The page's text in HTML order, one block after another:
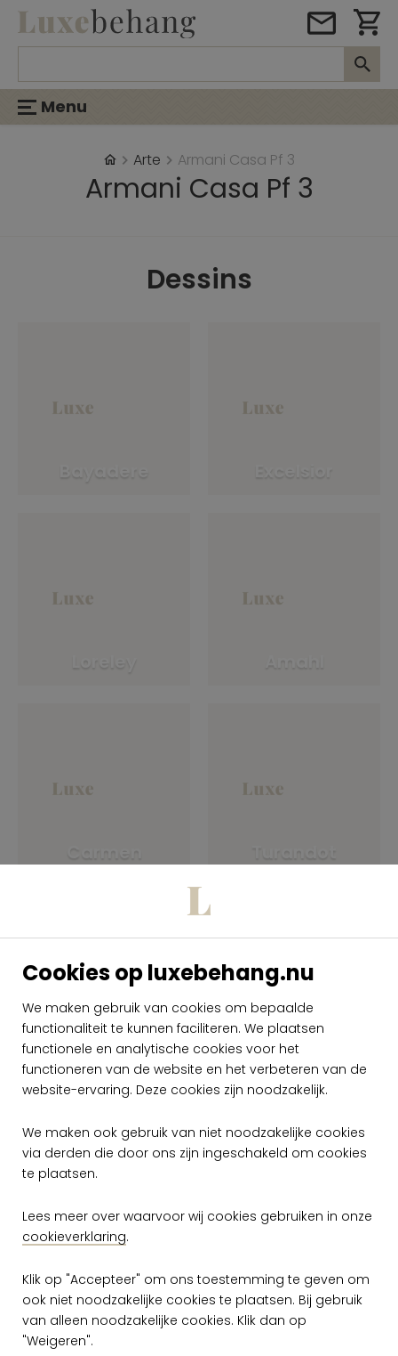
Cookies op luxebehang.nu
We maken gebruik van cookies om bepaalde
functionaliteit te kunnen faciliteren. We plaatsen
functionele en analytische cookies voor het
functioneren van de website en het verbeteren van de
website-ervaring. Deze cookies zijn noodzakelijk.
We maken ook gebruik van niet noodzakelijke cookies
via derden die door ons zijn ingeschakeld om cookies
te plaatsen.
Lees meer over waarvoor wij cookies gebruiken in onze
cookieverklaring.
Klik op "Accepteer" om ons toestemming te geven om
ook niet noodzakelijke cookies te plaatsen. Bij gebruik
van alleen noodzakelijke cookies. Klik dan op
"Weigeren".
Menu
Arte Armani Casa Pf 3
Armani Casa Pf 3
Dessins
Rigoletto -
Panoramique
Coppelia Seta -
Panoramique
Unito Seta
Unito Seta